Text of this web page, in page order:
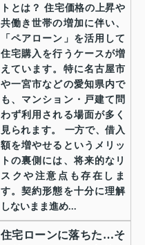
トとは？ 住宅価格の上昇や
共働き世帯の増加に伴い、
「ペアローン」を活用して
住宅購入を行うケースが増
えています。特に名古屋市
や一宮市などの愛知県内で
も、マンション・戸建て問
わず利用される場面が多く
見られます。 一方で、借入
額を増やせるというメリッ
トの裏側には、将来的なリ
スクや注意点も存在しま
す。契約形態を十分に理解
しないまま進め...
住宅ローンに落ちた…そ